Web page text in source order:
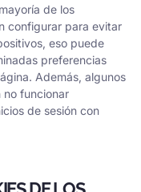
de los
configurar para evitar
eso puede
preferencias
Además, algunos
no funcionar
de sesión con